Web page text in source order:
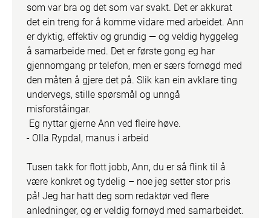
som var bra og det som var svakt. Det er akkurat
det ein treng for å komme vidare med arbeidet. Ann
er dyktig, effektiv og grundig — og veldig hyggeleg
å samarbeide med. Det er første gong eg har
gjennomgang pr telefon, men er særs fornøgd med
den måten å gjere det på. Slik kan ein avklare ting
undervegs, stille spørsmål og unngå
misforståingar.
- Olla Rypdal, manus i arbeid
Tusen takk for flott jobb, Ann, du er så flink til å
være konkret og tydelig – noe jeg setter stor pris
på! Jeg har hatt deg som redaktør ved flere
anledninger, og er veldig fornøyd med samarbeidet.